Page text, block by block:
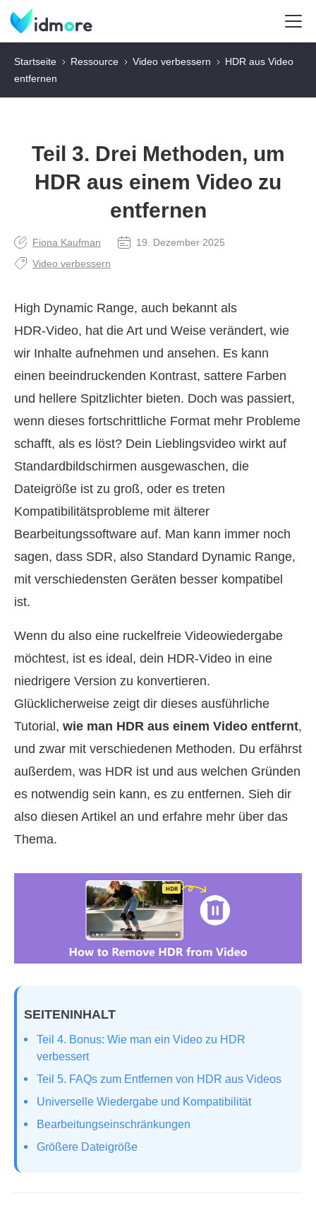
Startseite Ressource Video verbessern
HDR aus Video
entfernen
Teil 3. Drei Methoden, um
HDR aus einem Video zu
entfernen
Fiona Kaufman
19. Dezember 2025
Video verbessern
High Dynamic Range, auch bekannt als
HDR‑Video, hat die Art und Weise verändert, wie
wir Inhalte aufnehmen und ansehen. Es kann
einen beeindruckenden Kontrast, sattere Farben
und hellere Spitzlichter bieten. Doch was passiert,
wenn dieses fortschrittliche Format mehr Probleme
schafft, als es löst? Dein Lieblingsvideo wirkt auf
Standardbildschirmen ausgewaschen, die
Dateigröße ist zu groß, oder es treten
Kompatibilitätsprobleme mit älterer
Bearbeitungssoftware auf. Man kann immer noch
sagen, dass SDR, also Standard Dynamic Range,
mit verschiedensten Geräten besser kompatibel
ist.
Wenn du also eine ruckelfreie Videowiedergabe
möchtest, ist es ideal, dein HDR‑Video in eine
niedrigere Version zu konvertieren.
Glücklicherweise zeigt dir dieses ausführliche
Tutorial, wie man HDR aus einem Video entfernt,
und zwar mit verschiedenen Methoden. Du erfährst
außerdem, was HDR ist und aus welchen Gründen
es notwendig sein kann, es zu entfernen. Sieh dir
also diesen Artikel an und erfahre mehr über das
Thema.
SEITENINHALT
Teil 4. Bonus: Wie man ein Video zu HDR
verbessert
Teil 5. FAQs zum Entfernen von HDR aus Videos
Universelle Wiedergabe und Kompatibilität
Bearbeitungseinschränkungen
Größere Dateigröße